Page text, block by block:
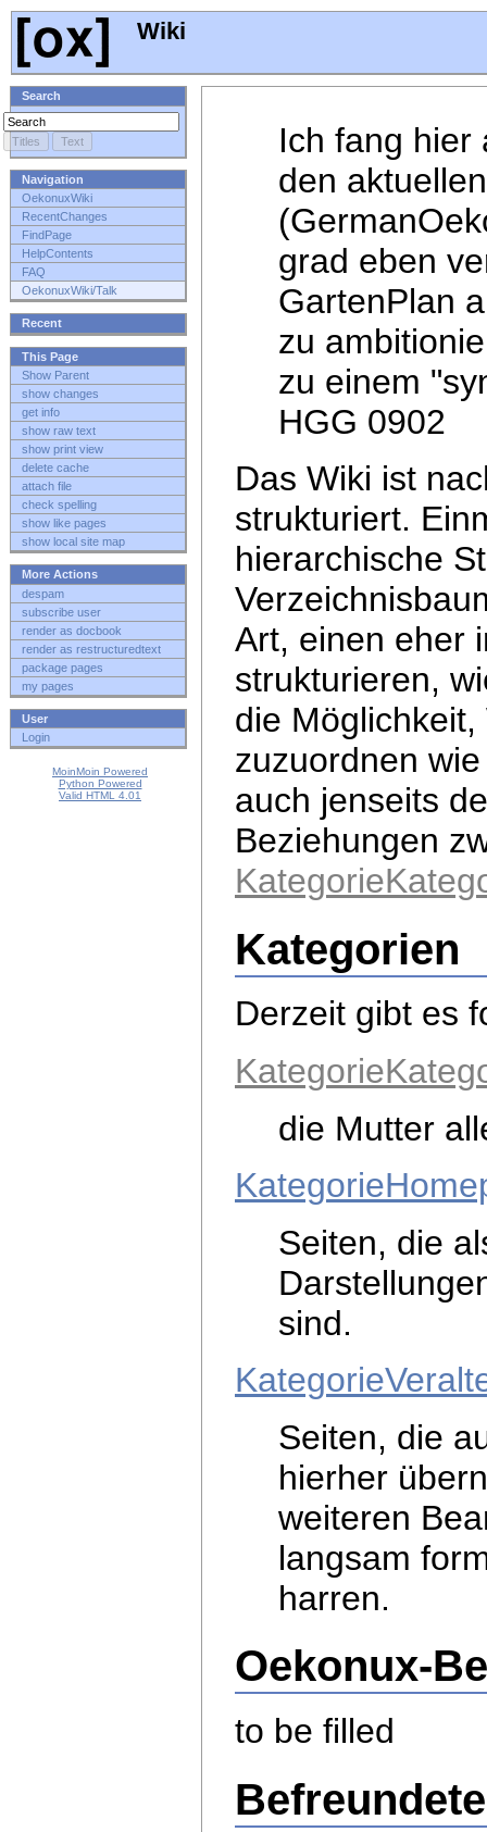
Wiki
Search
Navigation
OekonuxWiki
RecentChanges
FindPage
HelpContents
FAQ
OekonuxWiki/Talk
Recent
This Page
Show Parent
show changes
get info
show raw text
show print view
delete cache
attach file
check spelling
show like pages
show local site map
More Actions
despam
subscribe user
render as docbook
render as restructuredtext
package pages
my pages
User
Login
MoinMoin Powered
Python Powered
Valid HTML 4.01
Ich fang hier
den
grad eben
GartenPlan
zu
zu einem
HGG 0902
Das Wiki ist
strukturiert.
hierarchische
Art, einen eher
strukturieren,
die
zuzuordnen
auch jenseits
Beziehungen
Kategorien
Derzeit gibt es
die Mutter
Seiten, die
sind.
Seiten, die
hierher
weiteren
langsam
harren.
Oekonux-
to be filled